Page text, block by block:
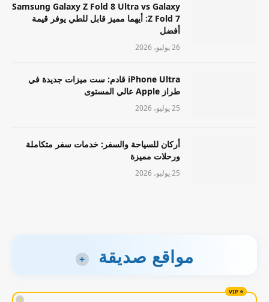
Samsung Galaxy Z Fold 8 Ultra vs Galaxy
Z Fold 7: أيهما مميز قابل للطي يوفر قيمة
أفضل
26 يوليو، 2026
iPhone Ultra قادم: ست ميزات جديدة في
طراز Apple عالي المستوى
25 يوليو، 2026
أركان للسياحة والسفر: خدمات سفر متكاملة
ورحلات مميزة
25 يوليو، 2026
مواقع صديقة +
!